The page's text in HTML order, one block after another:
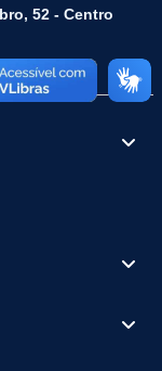
52 - Centro